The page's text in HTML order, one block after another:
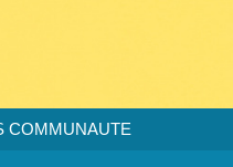
COMMUNAUTE